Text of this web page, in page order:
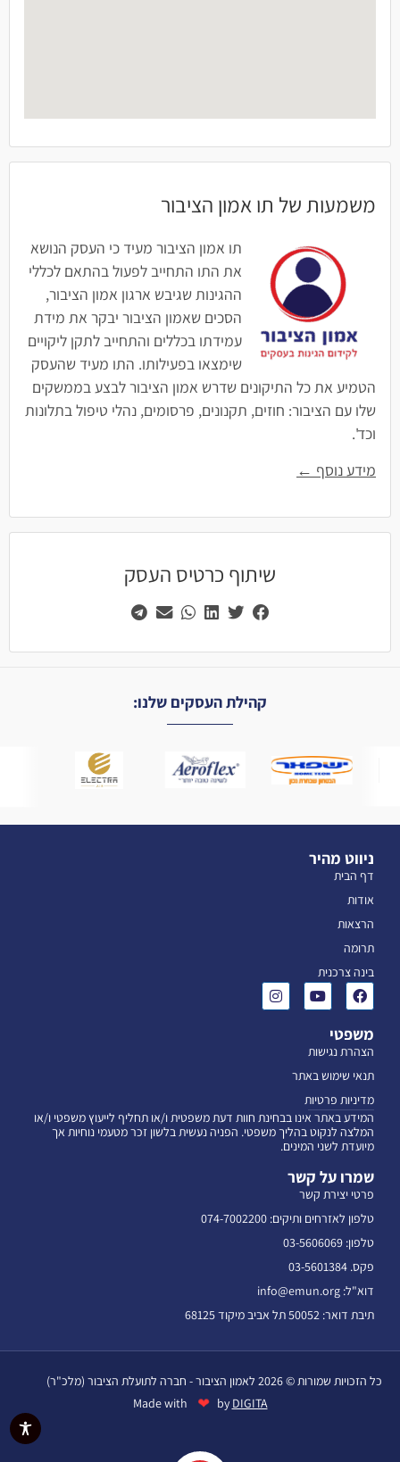
משמעות של תו אמון הציבור
תו אמון הציבור מעיד כי העסק הנושא
את התו התחייב לפעול בהתאם לכללי
ההגינות שגיבש ארגון אמון הציבור,
הסכים שאמון הציבור יבקר את מידת
עמידתו בכללים והתחייב לתקן ליקויים
שימצאו בפעילותו. התו מעיד שהעסק
הטמיע את כל התיקונים שדרש אמון הציבור לבצע בממשקים
שלו עם הציבור: חוזים, תקנונים, פרסומים, נהלי טיפול בתלונות
וכד'.
מידע נוסף ←
שיתוף כרטיס העסק
קהילת העסקים שלנו:
ניווט מהיר
דף הבית
אודות
הרצאות
תרומה
בינה צרכנית
משפטי
הצהרת נגישות
תנאי שימוש באתר
מדיניות פרטיות
המידע באתר אינו בבחינת חוות דעת משפטית ו/או תחליף לייעוץ משפטי ו/או
המלצה לנקוט בהליך משפטי. הפניה נעשית בלשון זכר מטעמי נוחיות אך
מיועדת לשני המינים.
שמרו על קשר
פרטי יצירת קשר
טלפון לאזרחים ותיקים: 074-7002200
טלפון: 03-5606069
פקס. 03-5601384
דוא"ל: info@emun.org
תיבת דואר: 50052 תל אביב מיקוד 68125
כל הזכויות שמורות © 2026 לאמון הציבור - חברה לתועלת הציבור (מלכ"ר)
Made with
❤ by DIGITA